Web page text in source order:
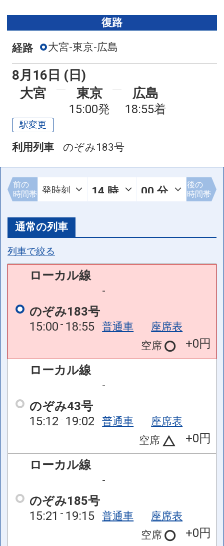
復路
経路 大宮-東京-広島
8月16日 (日)
大宮
駅変更
東京
15:00発
広島
18:55着
利用列車 のぞみ183号
前の
時間帯
後の
時間帯
通常の列車
列車で絞る
ローカル線
-
のぞみ183号
15:00 18:55 普通車
座席表
空席
+0円
ローカル線
-
のぞみ43号
15:12 19:02 普通車
座席表
空席
+0円
ローカル線
-
のぞみ185号
15:21
19:15 普通車
座席表
空席
+0円